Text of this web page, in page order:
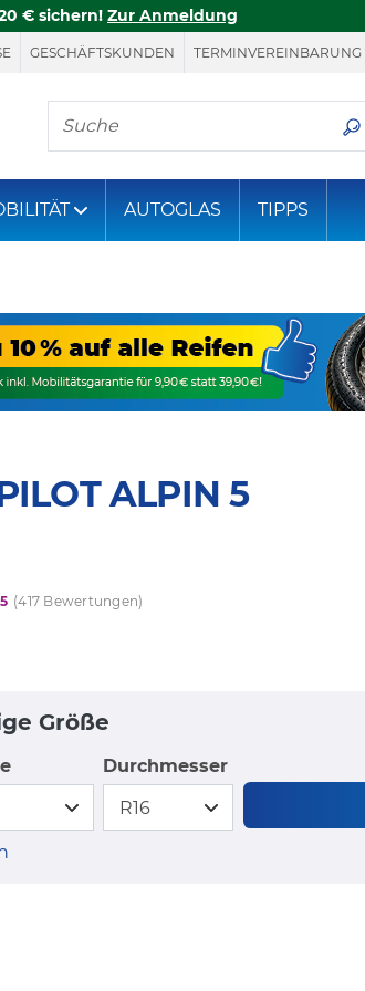
€ sichern! Zur Anmeldung
GESCHÄFTSKUNDEN TERMINVEREINBARUNG
Hier finden Sie, was Sie suchen
AUTOGLAS TIPPS
ALPIN 5
(417 Bewertungen)
Größe
Durchmesser